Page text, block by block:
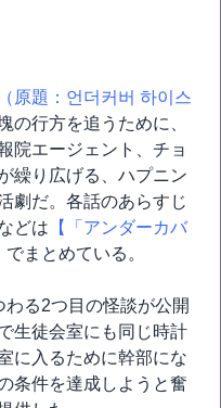
原題：언더커버 하이스
の行方を追うために、
院エージェント、チョ
繰り広げる、ハプニン
劇だ。各話のあらすじ
どは 【「アンダーカバ
でまとめている。
る2つ目の怪談が公開
生徒会室にも同じ時計
に入るために幹部にな
条件を達成しようと奮